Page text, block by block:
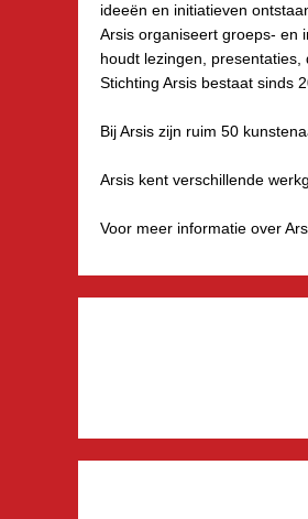
ideeën en initiatieven
Arsis organiseert groeps- en
houdt lezingen, presentaties,
Stichting Arsis bestaat sinds
Bij Arsis zijn ruim 50
Arsis kent verschillende
Voor meer informatie over